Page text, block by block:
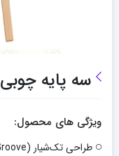
سه پایه
ویژگی های محصول:
طراحی تک‌شیار (Single Groove)